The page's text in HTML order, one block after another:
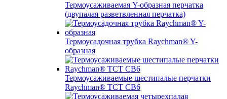
Термоусаживаемая Y-образная перчатка
(двупалая разветвленная перчатка)
Термоусадочная трубка Raychman® Y-
образная
Термоусаживаемые шестипалые перчатки
Raychman® ТСТ СВ6